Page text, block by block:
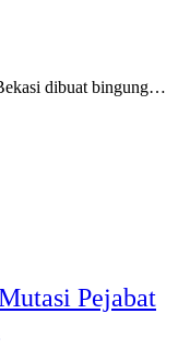
dibuat bingung…
Pejabat